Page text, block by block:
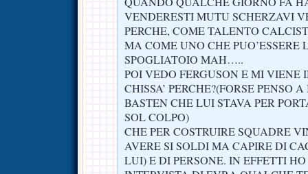
VENDERESTI MUTU SCHERZAVI
PERCHE, COME TALENTO
MA COME UNO CHE PUO’ESSERE
SPOGLIATOIO MAH…..
POI VEDO FERGUSON E MI VIENE
CHISSA’ PERCHE?(FORSE PENSO
BASTEN CHE LUI STAVA PER
SOL COLPO)
CHE PER COSTRUIRE SQUADRE
AVERE SI SOLDI MA CAPIRE DI
LUI) E DI PERSONE. IN EFFETTI